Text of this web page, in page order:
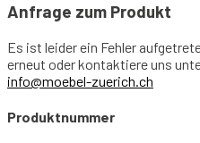
Anfrage zum Produkt
Es ist leider ein Fehler
erneut oder kontaktiere uns
info@moebel-zuerich.ch
Produktnummer